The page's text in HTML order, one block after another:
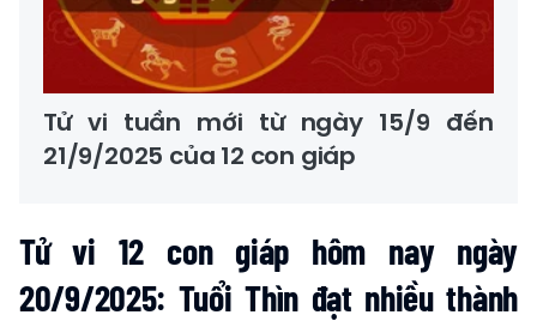
Tử vi tuần mới từ ngày 15/9 đến
21/9/2025 của 12 con giáp
Tử vi 12 con giáp hôm nay ngày
20/9/2025: Tuổi Thìn đạt nhiều thành